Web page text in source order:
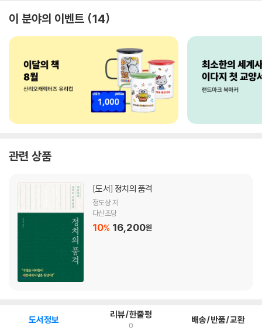
이 분야의 이벤트 14
관련 상품
[도서] 정치의 품격
정도상 저
다산초당
10% 16,200원
도서정보 리뷰/한줄평
0 배송/반품/교환